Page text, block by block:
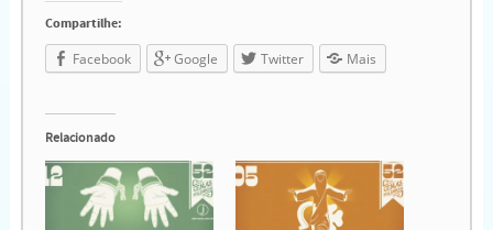
Compartilhe:
Facebook Google Twitter Mais
Relacionado